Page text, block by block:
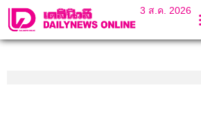
3 ส.ค. 2026